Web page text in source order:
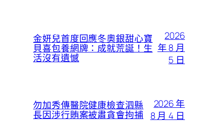
金妍兒首度回應冬奧銀甜心寶
貝喜包養網牌：成就荒誕！生
活沒有遺憾
2026
年 8 月
5 日
勿加秀傳醫院健康檢查泗縣
長因涉行賄案被肅貪會拘捕
2026 年
8 月 4 日